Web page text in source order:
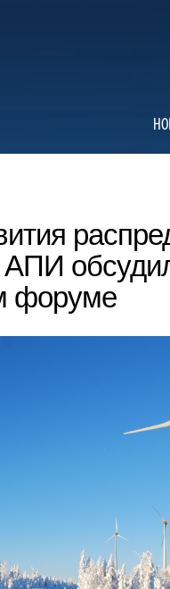
форуме